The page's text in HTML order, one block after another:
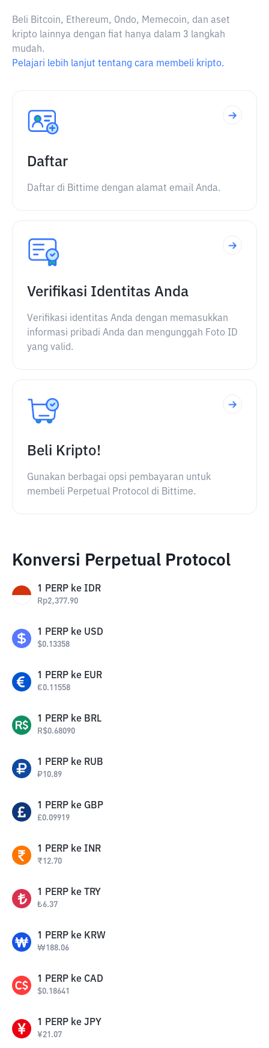
Beli Bitcoin, Ethereum, Ondo, Memecoin, dan aset
kripto lainnya dengan fiat hanya dalam 3 langkah
mudah.
Pelajari lebih lanjut tentang cara membeli kripto.
Daftar
Daftar di Bittime dengan alamat email Anda.
Verifikasi Identitas Anda
Verifikasi identitas Anda dengan memasukkan
informasi pribadi Anda dan mengunggah Foto ID
yang valid.
Beli Kripto!
Gunakan berbagai opsi pembayaran untuk
membeli Perpetual Protocol di Bittime.
Konversi Perpetual Protocol
1 PERP ke IDR
Rp2,377.90
1 PERP ke USD
$0.13358
1 PERP ke EUR
€0.11558
1 PERP ke BRL
R$0.68090
1 PERP ke RUB
₽10.89
1 PERP ke GBP
£0.09919
1 PERP ke INR
₹12.70
1 PERP ke TRY
₺6.37
1 PERP ke KRW
₩188.06
1 PERP ke CAD
$0.18641
1 PERP ke JPY
¥21.07